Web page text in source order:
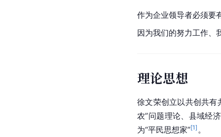
作为企业领导者必须要
因为我们的努力工作、
理论思想
徐文荣创立以共创共有
农”问题理论、县域经
为“平民思想家”[1] 。